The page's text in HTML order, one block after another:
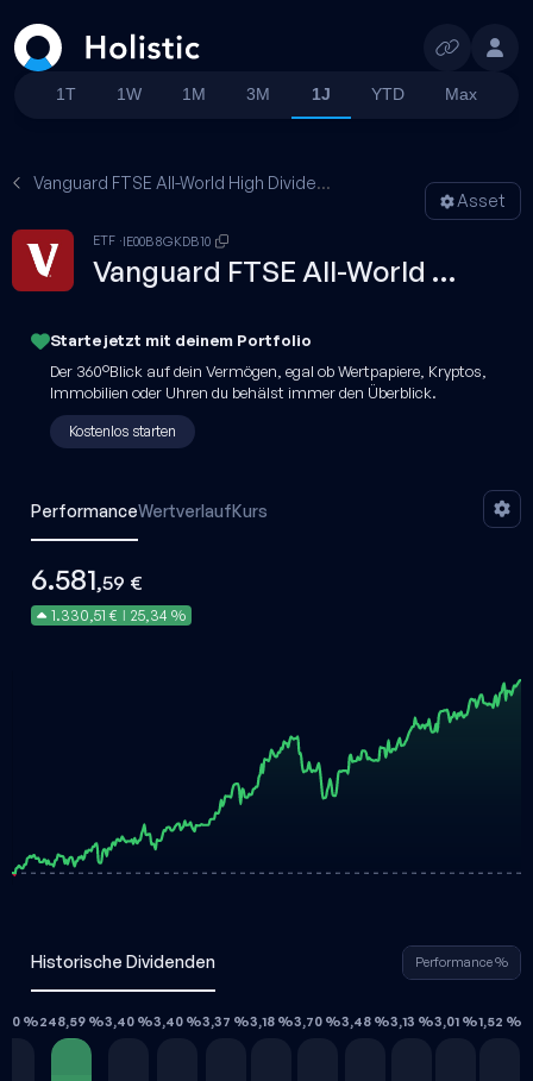
Suchen
1T 1W 1M 3M 1J YTD Max
Vanguard FTSE All-World High Dividend Yield · USD Dis
Asset
ETF IE00B8GKDB10
Vanguard FTSE All-World High Dividend Yield · USD Dis
Starte jetzt mit deinem Portfolio
Der 360°Blick auf dein Vermögen, egal ob Wertpapiere, Kryptos,
Immobilien oder Uhren du behälst immer den Überblick.
Kostenlos starten
PerformanceWertverlaufKurs
6.581,59 €
1.330,51 € 25,34 %
Historische Dividenden Performance %
%248,59 %3,40 %3,40 %3,37 %3,18 %3,70 %3,48 %3,13 %3,01 %1,52 %